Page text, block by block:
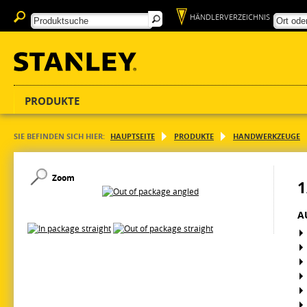
HÄNDLERVERZEICHNIS
PRODUKTE
SIE BEFINDEN SICH HIER: HAUPTSEITE PRODUKTE HANDWERKZEUGE
Zoom